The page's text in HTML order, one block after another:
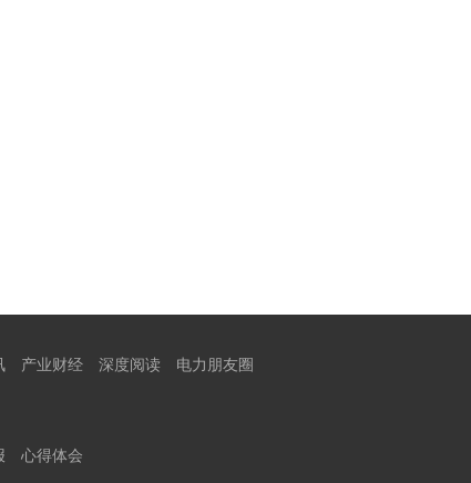
产业财经 深度阅读 电力朋友圈
心得体会